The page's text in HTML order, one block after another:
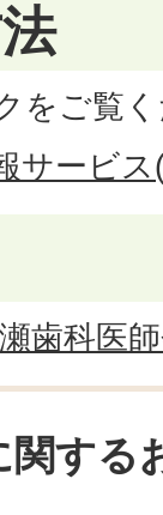
をご覧
サービ
歯科医
関する